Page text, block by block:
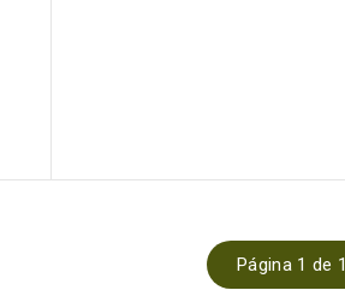
Página 1 de 1